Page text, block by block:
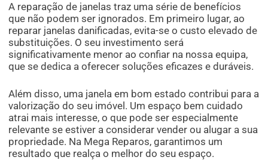
A reparação de janelas traz uma série de benefícios
que não podem ser ignorados. Em primeiro lugar, ao
reparar janelas danificadas, evita-se o custo elevado de
substituições. O seu investimento será
significativamente menor ao confiar na nossa equipa,
que se dedica a oferecer soluções eficazes e duráveis.
Além disso, uma janela em bom estado contribui para a
valorização do seu imóvel. Um espaço bem cuidado
atrai mais interesse, o que pode ser especialmente
relevante se estiver a considerar vender ou alugar a sua
propriedade. Na Mega Reparos, garantimos um
resultado que realça o melhor do seu espaço.